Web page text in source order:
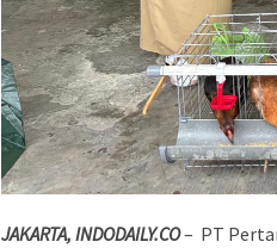
JAKARTA, INDODAILY.CO– PT